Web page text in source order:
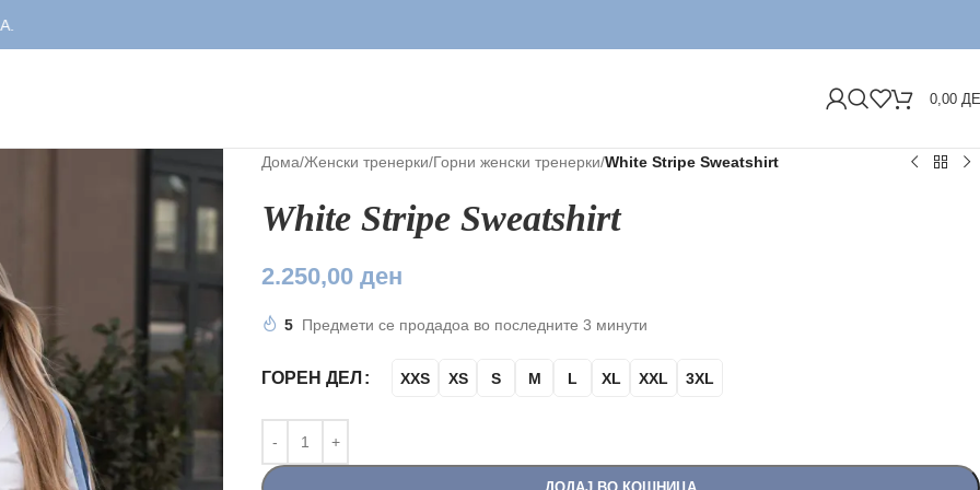
0,00
Дома/Женски тренерки/Горни женски тренерки/White Stripe Sweatshirt
White Stripe Sweatshirt
2.250,00 ден
5 Предмети се продадоа во последните 3 минути
ГОРЕН ДЕЛ XXS XS S M L XL XXL 3XL